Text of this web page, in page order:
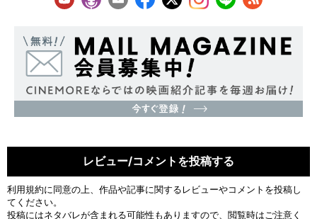
レビュー/コメントを投稿する
利用規約に同意の上、作品や記事に関するレビューやコメントを投稿し
てください。
投稿にはネタバレが含まれる可能性もありますので、閲覧時はご注意く